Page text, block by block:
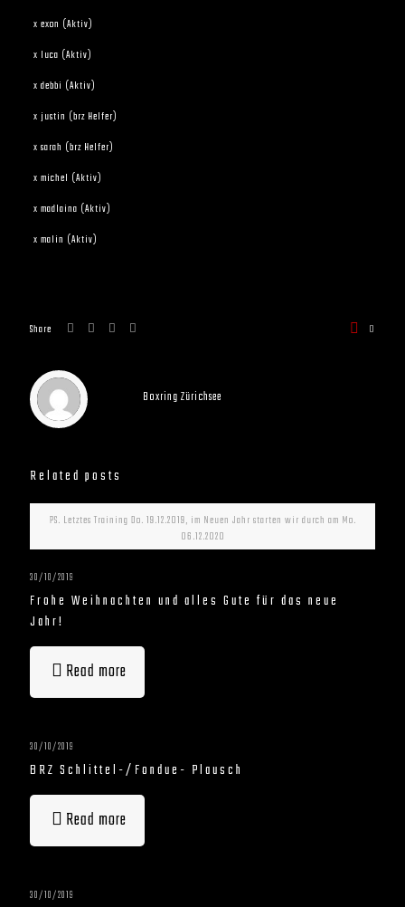
x exon (Aktiv)
x luca (Aktiv)
x debbi (Aktiv)
x justin (brz Helfer)
x sarah (brz Helfer)
x michel (Aktiv)
x madlaina (Aktiv)
x malin (Aktiv)
Share 0
Boxring Zürichsee
Related posts
PS. Letztes Training Do. 19.12.2019, im Neuen Jahr starten wir durch am Mo.
06.12.2020
30/10/2019
Frohe Weihnachten und alles Gute für das neue
Jahr!
Read more
30/10/2019
BRZ Schlittel-/Fondue- Plausch
Read more
30/10/2019